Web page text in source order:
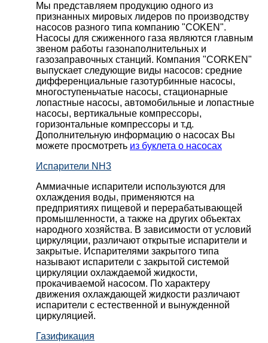
Мы представляем продукцию одного из
признанных мировых лидеров по производству
насосов разного типа компанию "COKEN".
Насосы для сжиженного газа являются главным
звеном работы газонаполнительных и
газозаправочных станций. Компания "CORKEN"
выпускает следующие виды насосов: cредние
дифференциальные газотурбинные насосы,
многоступеньчатые насосы, стационарные
лопастные насосы, автомобильные и лопaстные
насосы, вертикальные компрессоры,
горизонтальные компрессоры и т.д.
Дополнительную информацию о насосах Вы
можете просмотреть из буклета о насосах
Испарители NH3
Аммиачные испарители используются для
охлаждения воды, применяются на
предприятиях пищевой и перерабатывающей
промышленности, а также на других объектах
народного хозяйства. В зависимости от условий
циркуляции, различают открытые испарители и
закрытые. Испарителями закрытого типа
называют испарители с закрытой системой
циркуляции охлаждаемой жидкости,
прокачиваемой насосом. По характеру
движения охлаждающей жидкости различают
испарители с естественной и вынужденной
циркуляцией.
Газификация